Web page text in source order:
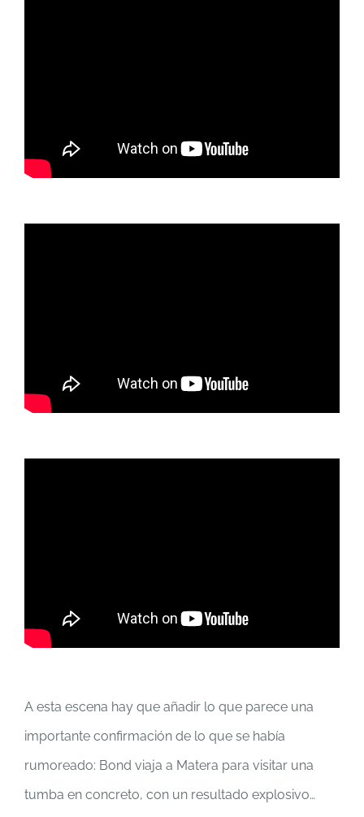
A esta escena hay que añadir lo que parece una
importante confirmación de lo que se había
rumoreado: Bond viaja a Matera para visitar una
tumba en concreto, con un resultado explosivo…